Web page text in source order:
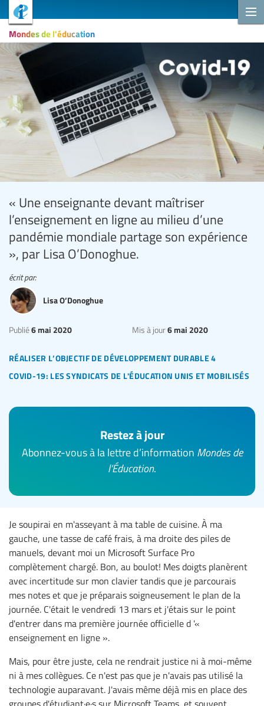
Mondes de l'éducation
« Une enseignante devant maîtriser
l’enseignement en ligne au milieu d’une
pandémie mondiale partage son expérience
», par Lisa O’Donoghue.
réaliser l’objectif de développement durable 4
covid-19: les syndicats de l'éducation unis et mobilisés
Publié6 mai 2020 Mis à jour6 mai 2020
écrit par:
Lisa O’Donoghue
Restez à jour
Abonnez-vous à la lettre d’information Mondes de
l’Éducation.
Je soupirai en m'asseyant à ma table de cuisine. À ma
gauche, une tasse de café frais, à ma droite des piles de
manuels, devant moi un Microsoft Surface Pro
complètement chargé. Bon, au boulot! Mes doigts planèrent
avec incertitude sur mon clavier tandis que je parcourais
mes notes et que je préparais soigneusement le plan de la
journée. C'était le vendredi 13 mars et j'étais sur le point
d'entrer dans ma première journée officielle d '«
enseignement en ligne ».
Mais, pour être juste, cela ne rendrait justice ni à moi-même
ni à mes collègues. Ce n'est pas que je n'avais pas utilisé la
technologie auparavant. J'avais même déjà mis en place des